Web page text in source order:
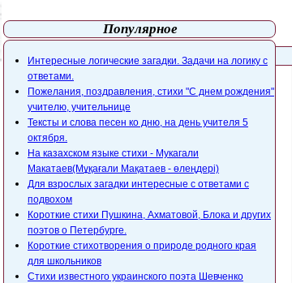
Популярное
Интересные логические загадки. Задачи на логику с
ответами.
Пожелания, поздравления, стихи "С днем рождения"
учителю, учительнице
Тексты и слова песен ко дню, на день учителя 5
октября.
На казахском языке стихи - Мукагали
Макатаев(Мұқағали Мақатаев - өлеңдері)
Для взрослых загадки интересные с ответами с
подвохом
Короткие стихи Пушкина, Ахматовой, Блока и других
поэтов о Петербурге.
Короткие стихотворения о природе родного края
для школьников
Стихи известного украинского поэта Шевченко
Карта сайта webmaster@paers.ru